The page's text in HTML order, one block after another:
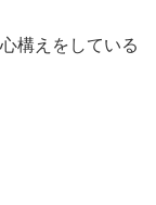
構えをしている